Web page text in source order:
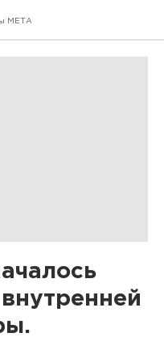
МЕТА